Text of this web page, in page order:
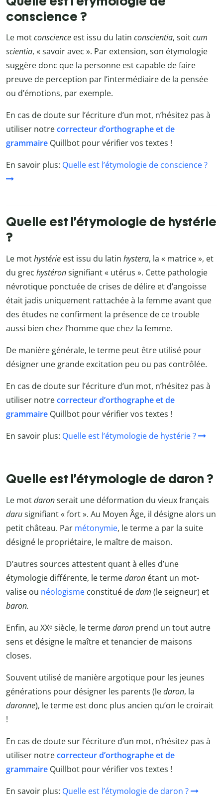
conscience ?
Le motconscience est issu du latin conscientia, soitcum
scientia, « savoir avec ». Par extension, son étymologie
suggère donc que la personne est capable de faire
preuve de perception par l’intermédiaire de la pensée
ou d’émotions, par exemple.
En cas de doute sur l’écriture d’un mot, n’hésitez pas à
utiliser notrecorrecteur d’orthographe et de
grammaire Quillbot pour vérifier vos textes !
En savoir plus: Quelle est l’étymologie de conscience ?
Quelle est l’étymologie de hystérie
?
Le mothystérie est issu du latin hystera, la « matrice », et
du grec hystéronsignifiant « utérus ». Cette pathologie
névrotique ponctuée de crises de délire et d’angoisse
était jadis uniquement rattachée à la femme avant que
des études ne confirment la présence de ce trouble
aussi bien chez l’homme que chez la femme.
De manière générale, le terme peut être utilisé pour
désigner une grande excitation peu ou pas contrôlée.
En cas de doute sur l’écriture d’un mot, n’hésitez pas à
utiliser notrecorrecteur d’orthographe et de
grammaire Quillbot pour vérifier vos textes !
En savoir plus: Quelle est l’étymologie de hystérie ?
Quelle est l’étymologie de daron ?
Le motdaronserait une déformation du vieux français
darusignifiant « fort ». Au Moyen Âge, il désigne alors un
petit château. Par métonymie, le terme a par la suite
désigné le propriétaire, le maître de maison.
D’autres sources attestent quant à elles d’une
étymologie différente, le termedaron étant un mot-
valise ou néologisme constitué dedam (le seigneur) et
baron.
Enfin, au XXᵉ siècle, le termedaron prend un tout autre
sens et désigne le maître et tenancier de maisons
closes.
Souvent utilisé de manière argotique pour les jeunes
générations pour désigner les parents (ledaron, la
daronne), le terme est donc plus ancien qu’on le croirait
!
En cas de doute sur l’écriture d’un mot, n’hésitez pas à
utiliser notrecorrecteur d’orthographe et de
grammaire Quillbot pour vérifier vos textes !
En savoir plus: Quelle est l’étymologie de daron ?